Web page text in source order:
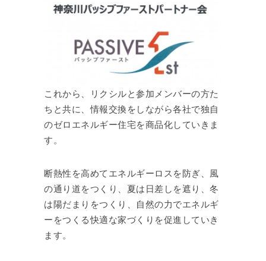
これから、リクシルと参加メンバーの方た
ちと共に、情報交換をしながら各社で独自
のゼロエネルギー住宅を商品化していきま
す。
断熱性を高めてエネルギーロスを防ぎ、風
の通り道をつくり、夏は日差しを遮り、冬
は陽だまりをつくり、自然の力でエネルギ
ーをつくる快適な家づくりを促進していき
ます。